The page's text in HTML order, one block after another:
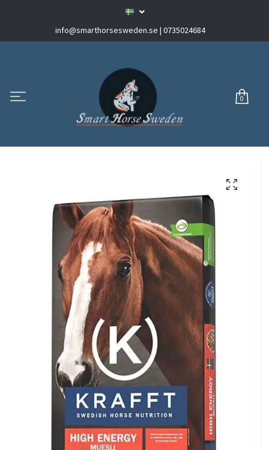
info@smarthorsesweden.se | 0735024684
0